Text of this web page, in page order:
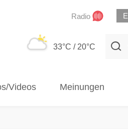
Radio
33°C / 20°C
Videos Meinungen